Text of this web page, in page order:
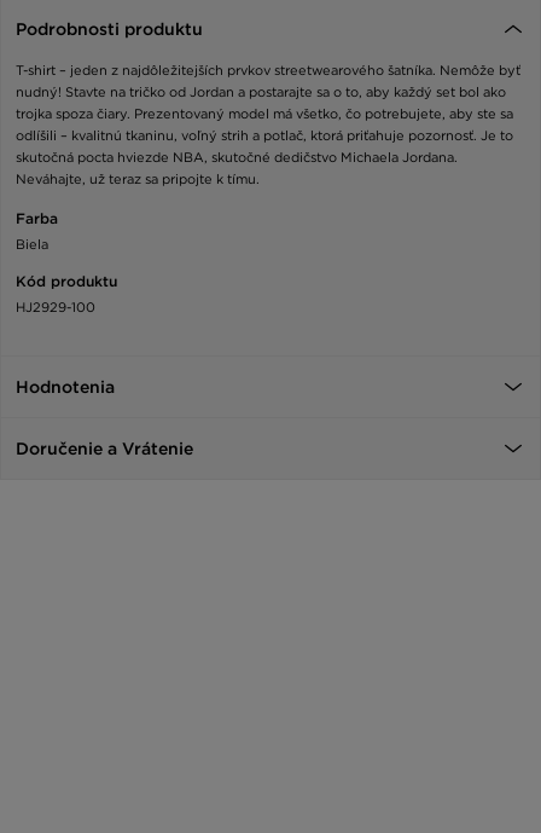
Podrobnosti produktu
T-shirt – jeden z najdôležitejších prvkov streetwearového šatníka. Nemôže byť
nudný! Stavte na tričko od Jordan a postarajte sa o to, aby každý set bol ako
trojka spoza čiary. Prezentovaný model má všetko, čo potrebujete, aby ste sa
odlíšili – kvalitnú tkaninu, voľný strih a potlač, ktorá priťahuje pozornosť. Je to
skutočná pocta hviezde NBA, skutočné dedičstvo Michaela Jordana.
Neváhajte, už teraz sa pripojte k tímu.
Farba
Biela
Kód produktu
HJ2929-100
Hodnotenia
Doručenie a Vrátenie